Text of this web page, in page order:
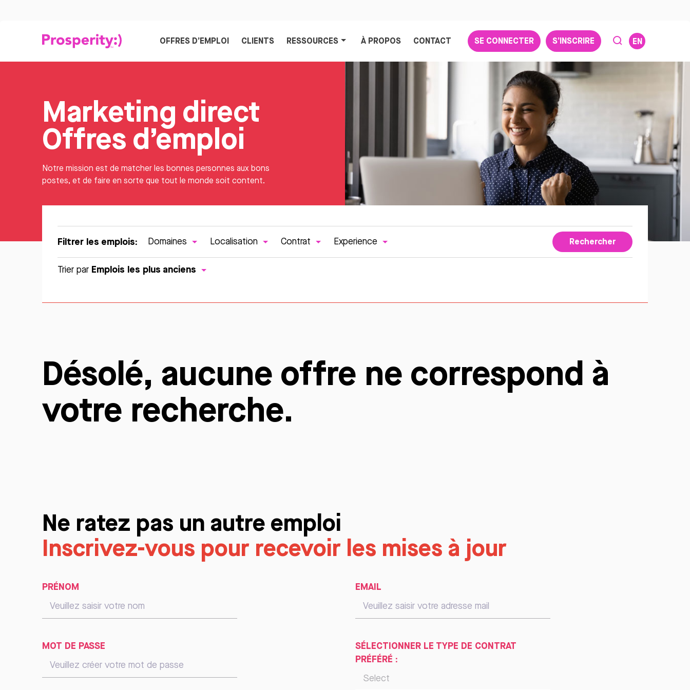
OFFRES D’EMPLOI CLIENTS RESSOURCES À PROPOS CONTACT SE CONNECTER S’INSCRIRE EN
Marketing direct
Offres d’emploi
Notre mission est de matcher les bonnes personnes aux bons
postes, et de faire en sorte que tout le monde soit content.
Filtrer les emplois: Domaines Localisation Contrat Experience Rechercher
Trier par Emplois les plus anciens
Désolé, aucune offre ne correspond à
votre recherche.
Ne ratez pas un autre emploi
Inscrivez-vous pour recevoir les mises à jour
PRÉNOM EMAIL
MOT DE PASSE
SÉLECTIONNER LE TYPE DE CONTRAT
PRÉFÉRÉ :